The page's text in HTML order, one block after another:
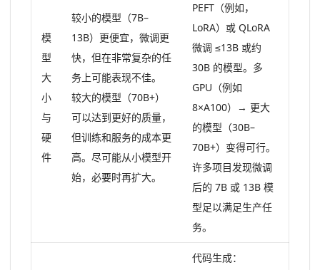
模
型
大
小
与
硬
件
较小的模型（7B–
13B）更便宜，微调更
快，但在非常复杂的任
务上可能表现不佳。
较大的模型（70B+）
可以达到更好的质量，
但训练和服务的成本更
高。尽可能从小模型开
始，必要时再扩大。
PEFT（例如，
LoRA）或 QLoRA
微调 ≤13B 或约
30B 的模型。多
GPU（例如
8×A100）→ 更大
的模型（30B–
70B+）变得可行。
许多项目发现微调
后的 7B 或 13B 模
型足以满足生产任
务。
代码生成：